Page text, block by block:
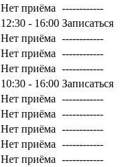
Нет приёма ------------
12:30 - 16:00 Записаться
Нет приёма ------------
Нет приёма ------------
Нет приёма ------------
10:30 - 16:00 Записаться
Нет приёма ------------
Нет приёма ------------
Нет приёма ------------
Нет приёма ------------
Нет приёма ------------